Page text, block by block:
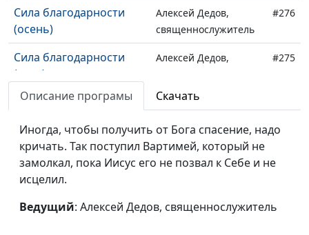
Сила благодарности
(осень)
Алексей Дедов,
священнослужитель
#276
Сила благодарности
(лето)
Алексей Дедов,
#275
Сила благодарности
Алексей Дедов,
Сила благодарности
(весна)
Алексей Дедов,
священнослужитель
(осень)
священнослужитель
Описание програмы Скачать
Иногда, чтобы получить от Бога спасение, надо
кричать. Так поступил Вартимей, который не
замолкал, пока Иисус его не позвал к Себе и не
исцелил.
Ведущий: Алексей Дедов, священнослужитель